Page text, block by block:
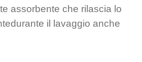
assorbente che rilascia lo
il lavaggio anche